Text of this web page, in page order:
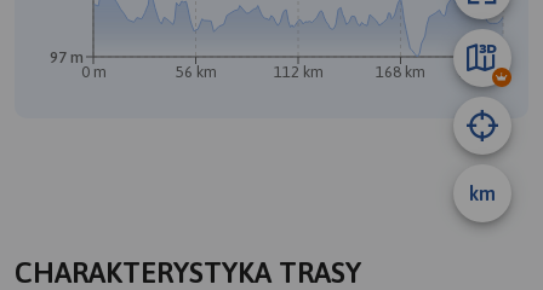
km
0 m 56 km 112 km 168 km 225 km
97 m
CHARAKTERYSTYKA TRASY